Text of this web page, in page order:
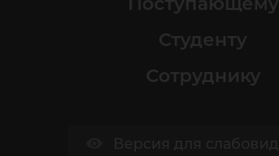
Студенту
Сотруднику